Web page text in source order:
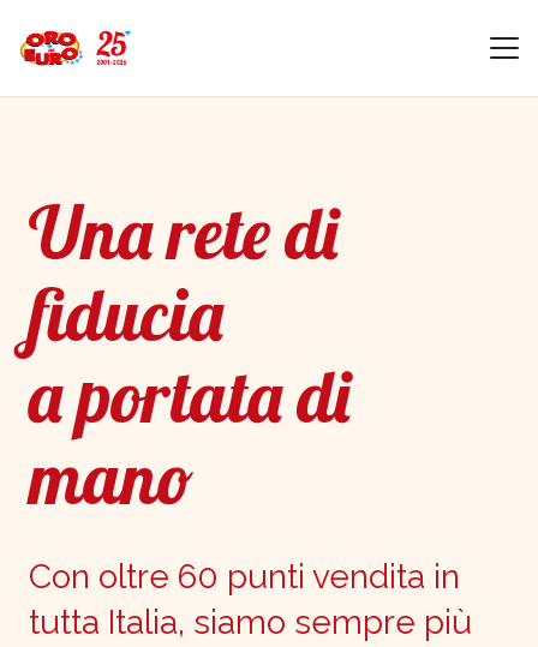
Una rete di
fiducia
a portata di
mano
Con oltre 60 punti vendita in
tutta Italia, siamo sempre più